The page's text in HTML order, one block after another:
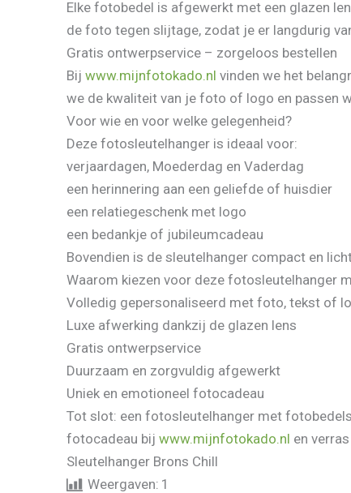
Elke fotobedel is afgewerkt met een glazen
de foto tegen slijtage, zodat je er langdurig
Gratis ontwerpservice – zorgeloos bestellen
Bij www.mijnfotokado.nl vinden we het
we de kwaliteit van je foto of logo en passen
Voor wie en voor welke gelegenheid?
Deze fotosleutelhanger is ideaal voor:
verjaardagen, Moederdag en Vaderdag
een herinnering aan een geliefde of huisdier
een relatiegeschenk met logo
een bedankje of jubileumcadeau
Bovendien is de sleutelhanger compact en
Waarom kiezen voor deze fotosleutelhanger
Volledig gepersonaliseerd met foto, tekst of
Luxe afwerking dankzij de glazen lens
Gratis ontwerpservice
Duurzaam en zorgvuldig afgewerkt
Uniek en emotioneel fotocadeau
Tot slot: een fotosleutelhanger met
fotocadeau bij www.mijnfotokado.nl en
Sleutelhanger Brons Chill
Weergaven: 1